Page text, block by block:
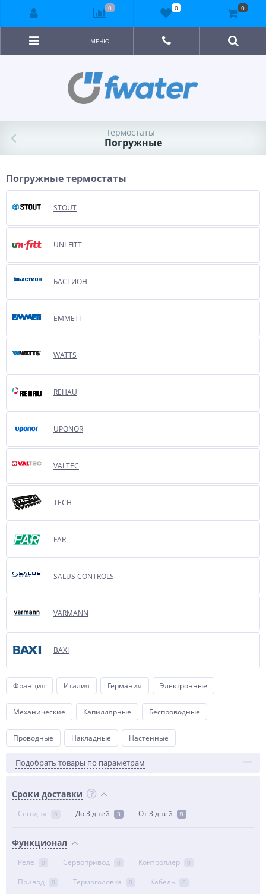
МЕНЮ
Термостаты
Погружные
Погружные термостаты
STOUT
UNI-FITT
БАСТИОН
EMMETI
WATTS
REHAU
UPONOR
VALTEC
TECH
FAR
SALUS CONTROLS
VARMANN
BAXI
Франция Италия Германия Электронные
Механические Капиллярные Беспроводные
Проводные Накладные Настенные
Подобрать товары по параметрам
Сроки доставки
Сегодня 0 До 3 дней 3 От 3 дней 8
Функционал
Реле 0 Сервопривод 0 Контроллер 0
Привод 0 Термоголовка 0 Кабель 0
0 0 0